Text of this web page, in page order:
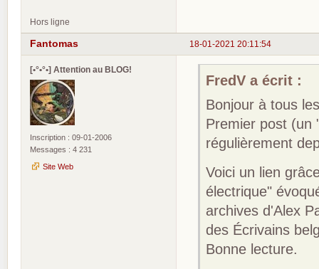
Hors ligne
18-01-2021 20:11:54
Fantomas
[•°•°•] Attention au BLOG!
Inscription : 09-01-2006
Messages : 4 231
Site Web
FredV a écrit :
Bonjour à tous
Premier post (un
régulièrement
Voici un lien
électrique"
archives d'Alex
des Écrivains
Bonne lecture.